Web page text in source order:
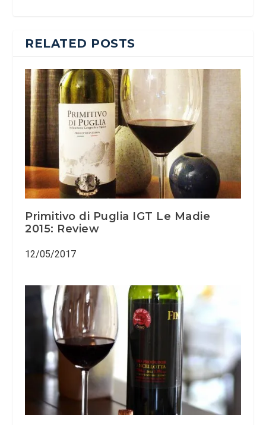
RELATED POSTS
Primitivo di Puglia IGT Le Madie
2015: Review
12/05/2017